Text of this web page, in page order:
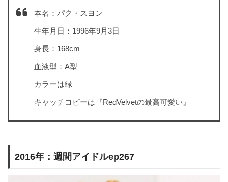
本名：パク・スヨン
生年月日：1996年9月3日
身長：168cm
血液型：A型
カラーは緑
キャッチコピーは『RedVelvetの最高可愛い』
2016年：週間アイドルep267